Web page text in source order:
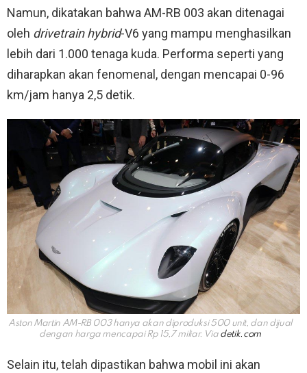
Namun, dikatakan bahwa AM-RB 003 akan ditenagai
oleh drivetrain hybrid-V6 yang mampu menghasilkan
lebih dari 1.000 tenaga kuda. Performa seperti yang
diharapkan akan fenomenal, dengan mencapai 0-96
km/jam hanya 2,5 detik.
Aston Martin AM-RB 003 hanya akan diproduksi 500 unit, dan dijual
dengan harga mencapai Rp 15,7 miliar. Via detik.com
Selain itu, telah dipastikan bahwa mobil ini akan